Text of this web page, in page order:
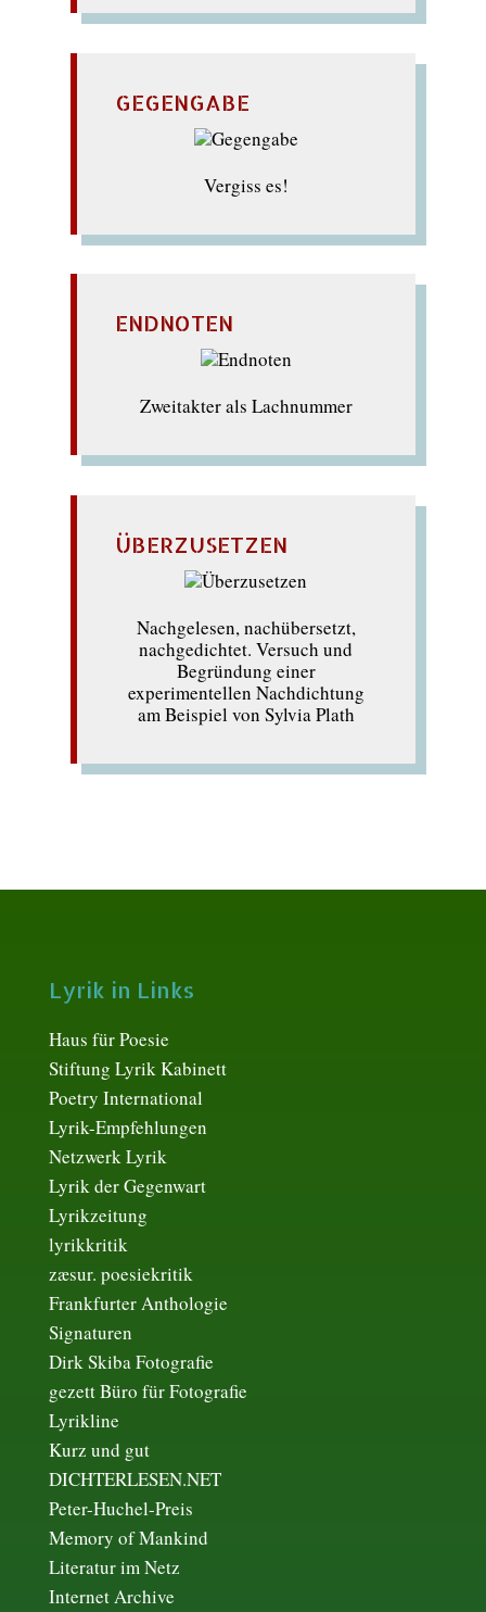
GEGENGABE
Vergiss es!
ENDNOTEN
Zweitakter als Lachnummer
ÜBERZUSETZEN
Nachgelesen, nachübersetzt,
nachgedichtet. Versuch und
Begründung einer
experimentellen Nachdichtung
am Beispiel von Sylvia Plath
Lyrik in Links
Haus für Poesie
Stiftung Lyrik Kabinett
Poetry International
Lyrik-Empfehlungen
Netzwerk Lyrik
Lyrik der Gegenwart
Lyrikzeitung
lyrikkritik
zæsur. poesiekritik
Frankfurter Anthologie
Signaturen
Dirk Skiba Fotografie
gezett Büro für Fotografie
Lyrikline
Kurz und gut
DICHTERLESEN.NET
Peter-Huchel-Preis
Memory of Mankind
Literatur im Netz
Internet Archive